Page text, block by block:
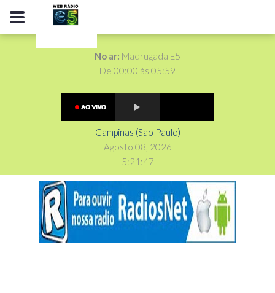
No ar: Madrugada E5
De 00:00 às 05:59
Campinas (Sao Paulo)
Agosto 08, 2026
5:21 :48